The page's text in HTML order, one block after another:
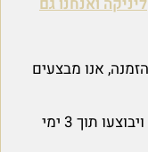
אנו מבצעים
המשלוחים בחינם בקנייה מעל 600 ש"ח ויבוצעו תוך 3 ימי